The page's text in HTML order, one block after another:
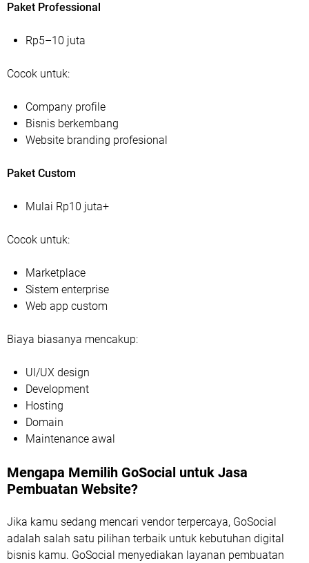
Paket Professional
Rp5–10 juta
Cocok untuk:
Company profile
Bisnis berkembang
Website branding profesional
Paket Custom
Mulai Rp10 juta+
Cocok untuk:
Marketplace
Sistem enterprise
Web app custom
Biaya biasanya mencakup:
UI/UX design
Development
Hosting
Domain
Maintenance awal
Mengapa Memilih GoSocial untuk Jasa
Pembuatan Website?
Jika kamu sedang mencari vendor terpercaya, GoSocial
adalah salah satu pilihan terbaik untuk kebutuhan digital
bisnis kamu. GoSocial menyediakan layanan pembuatan